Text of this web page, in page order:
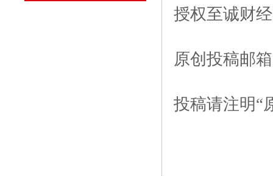
授权至诚财
原创 投稿邮
投稿请注明“